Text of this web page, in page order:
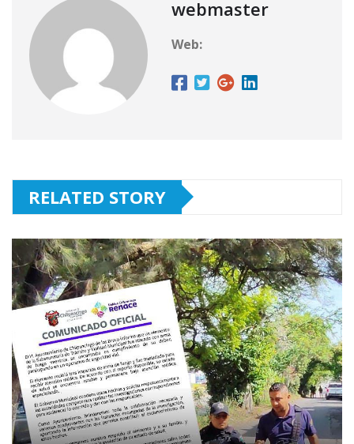
webmaster
Web:
RELATED STORY